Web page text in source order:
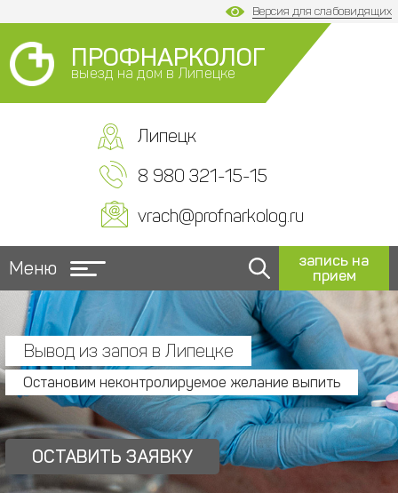
Версия для слабовидящих
ПРОФНАРКОЛОГ
выезд на дом в Липецке
Липецк
8 980 321-15-15
vrach@profnarkolog.ru
Меню
запись на
прием
Вывод из запоя в Липецке
Остановим неконтролируемое желание выпить
ОСТАВИТЬ ЗАЯВКУ